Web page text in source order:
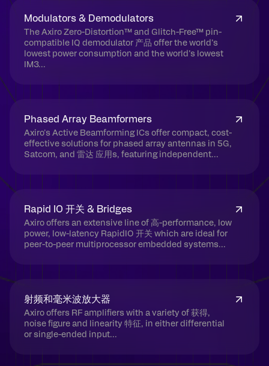
Modulators & Demodulators
The Axiro Zero-Distortion™ and Glitch-Free™ pin-
compatible IQ demodulator 产品 offer the world’s
lowest power consumption and the world’s lowest
IM3...
Phased Array Beamformers
Axiro's Active Beamforming ICs offer compact, cost-
effective solutions for phased array antennas in 5G,
Satcom, and 雷达 应用s, featuring independent...
Rapid IO 开关 & Bridges
Axiro offers an extensive line of 高-performance, low
power, low-latency RapidIO 开关 which are ideal for
peer-to-peer multiprocessor embedded systems...
射频和毫米波放大器
Axiro offers RF amplifiers with a variety of 获得,
noise figure and linearity 特征, in either differential
or single-ended input...